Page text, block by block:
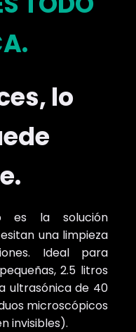
lo
es la solución
una limpieza
Ideal para
2.5 litros
ultrasónica de 40
microscópicos
invisibles).